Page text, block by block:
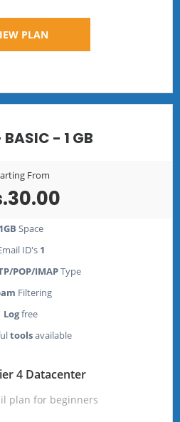
PLAN
BASIC - 1 GB
From
1GB Space
1
Email ID's
POP/IMAPType
Filtering
Logfree
toolsavailable
4 Datacenter
plan for beginners